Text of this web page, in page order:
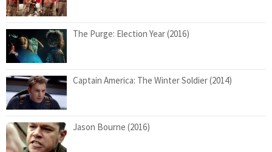
The Purge: Election Year (2016)
Captain America: The Winter Soldier (2014)
Jason Bourne (2016)